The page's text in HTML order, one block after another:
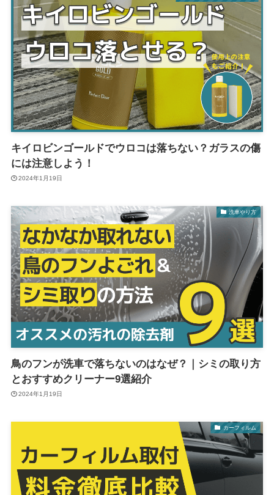
キイロビンゴールドでウロコは落ちない？ガラスの傷
には注意しよう！
2024年1月19日
洗車やり方
鳥のフンが洗車で落ちないのはなぜ？｜シミの取り方
とおすすめクリーナー9選紹介
2024年1月19日
カーフィルム